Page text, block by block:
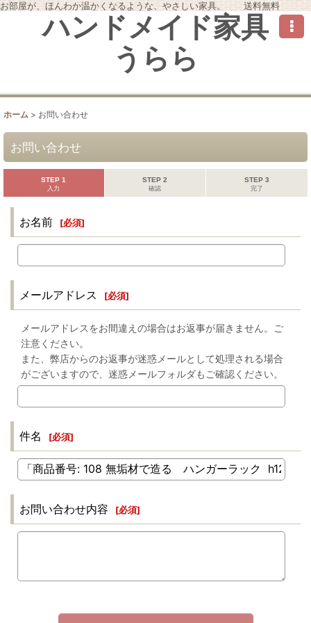
お部屋が、ほんわか温かくなるような、やさしい家具。 送料無料
ハンドメイド家具
うらら
ホーム > お問い合わせ
お問い合わせ
STEP 1
入力
STEP 2
確認
STEP 3
完了
お名前 [必須]
メールアドレス [必須]
メールアドレスをお間違えの場合はお返事が届きません。ご
注意ください。
また、弊店からのお返事が迷惑メールとして処理される場合
がございますので、迷惑メールフォルダもご確認ください。
件名 [必須]
お問い合わせ内容 [必須]